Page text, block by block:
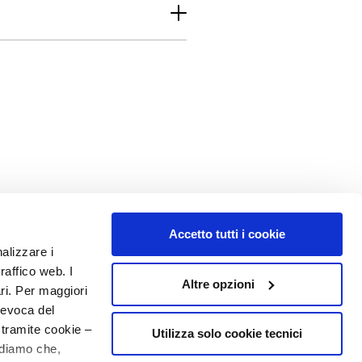
i
web. I
Per maggiori
del
cookie –
che,
Accetto tutti i cookie
Altre opzioni
Utilizza solo cookie tecnici